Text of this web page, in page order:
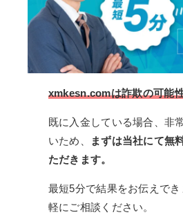
xmkesn.comは詐欺の可能
既に入金している場合、非
いため、
まずは当社にて無
ただきます。
最短5分で結果をお伝えで
軽にご相談ください。